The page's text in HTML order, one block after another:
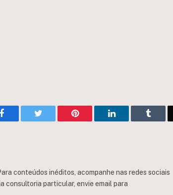
Facebook Twitter Pinterest LinkedIn Tumblr
conteúdos inéditos, acompanhe nas redes sociais
consultoria particular, envie email para